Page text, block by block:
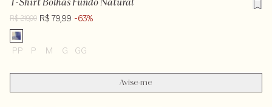
R$ 219,00 R$ 79,99 -63%
PP P M G GG
Avise-me